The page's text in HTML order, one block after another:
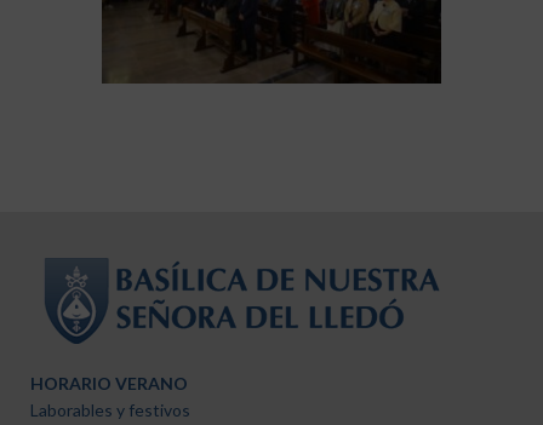
HORARIO VERANO
Laborables y festivos